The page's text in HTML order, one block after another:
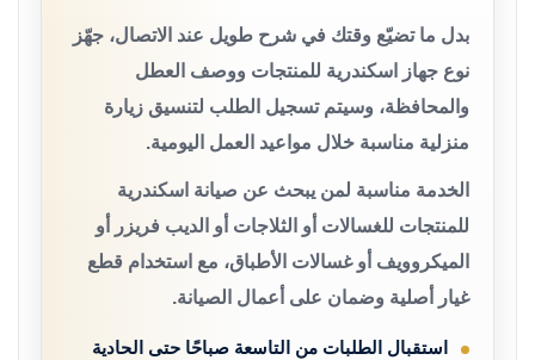
بدل ما تضيّع وقتك في شرح طويل عند الاتصال، جهّز
نوع جهاز اسكندرية للمنتجات ووصف العطل
والمحافظة، وسيتم تسجيل الطلب لتنسيق زيارة
منزلية مناسبة خلال مواعيد العمل اليومية.
الخدمة مناسبة لمن يبحث عن صيانة اسكندرية
للمنتجات للغسالات أو الثلاجات أو الديب فريزر أو
الميكروويف أو غسالات الأطباق، مع استخدام قطع
غيار أصلية وضمان على أعمال الصيانة.
استقبال الطلبات من التاسعة صباحًا حتى الحادية